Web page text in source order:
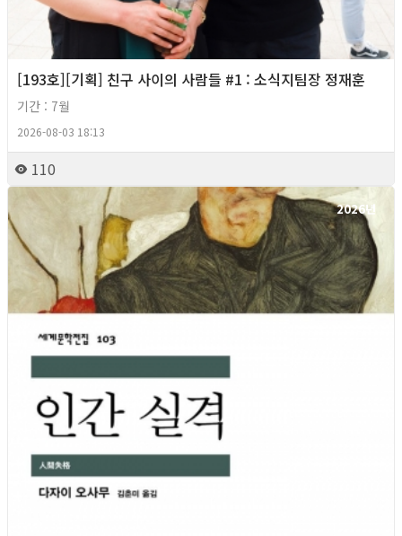
[193호][기획] 친구 사이의 사람들 #1 : 소식지팀장 정재훈
기간 : 7월
2026-08-03 18:13
110
2026년